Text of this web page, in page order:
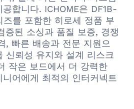
합니다. ICHOME은 DF1B-
즈를 포함한 히로세 정품 부
증된 소싱과 품질 보증, 경쟁
, 빠른 배송과 전문 지원으
신뢰성 유지와 설계 리스크
작은 보드에서 더 강력한
어에게 최적의 인터커넥트